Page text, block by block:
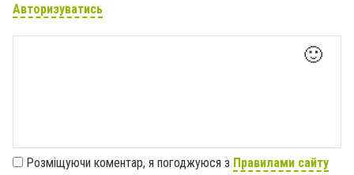
Авторизуватись
🙂
Розміщуючи коментар, я погоджуюся з Правилами сайту